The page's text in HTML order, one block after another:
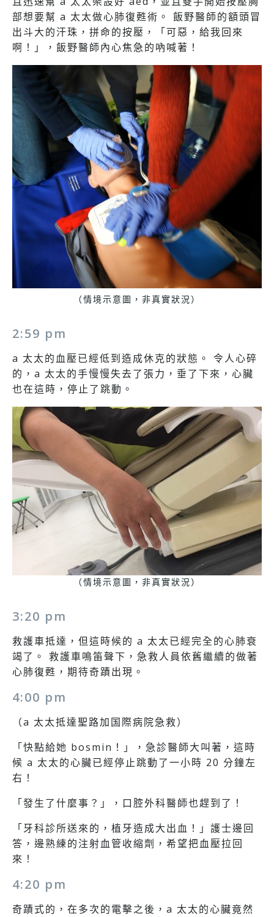
部想要幫 a 太太做心肺復甦術。 飯野醫師的額頭冒
出斗大的汗珠，拼命的按壓，「可惡，給我回來
啊！」，飯野醫師內心焦急的吶喊著！
（情境示意圖，非真實狀況）
2:59 pm
a 太太的血壓已經低到造成休克的狀態。 令人心碎
的，a 太太的手慢慢失去了張力，垂了下來，心臟
也在這時，停止了跳動。
（情境示意圖，非真實狀況）
3:20 pm
救護車抵達，但這時候的 a 太太已經完全的心肺衰
竭了。 救護車鳴笛聲下，急救人員依舊繼續的做著
心肺復甦，期待奇蹟出現。
4:00 pm
（a 太太抵達聖路加国際病院急救）
「快點給她 bosmin！」，急診醫師大叫著，這時
候 a 太太的心臟已經停止跳動了一小時 20 分鐘左
右！
「發生了什麼事？」，口腔外科醫師也趕到了！
「牙科診所送來的，植牙造成大出血！」護士邊回
答，邊熟練的注射血管收縮劑，希望把血壓拉回
來！
4:20 pm
奇蹟式的，在多次的電擊之後，a 太太的心臟竟然